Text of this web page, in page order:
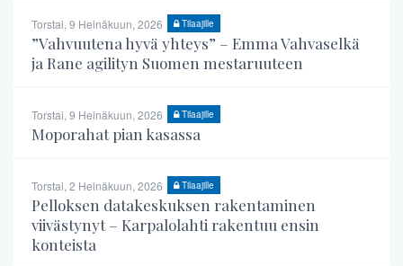
Torstai, 9 Heinäkuun, 2026 Tilaajille
”Vahvuutena hyvä yhteys” – Emma Vahvaselkä
ja Rane agilityn Suomen mestaruuteen
Torstai, 9 Heinäkuun, 2026 Tilaajille
Moporahat pian kasassa
Torstai, 2 Heinäkuun, 2026 Tilaajille
Pelloksen datakeskuksen rakentaminen
viivästynyt – Karpalolahti rakentuu ensin
konteista